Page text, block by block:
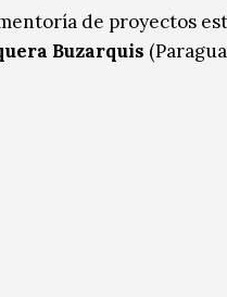
de proyectos
Buzarquis